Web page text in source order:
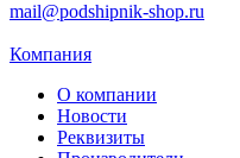
mail@podshipnik-shop.ru
Компания
О компании
Новости
Реквизиты